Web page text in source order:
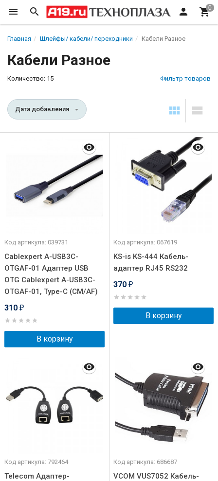
Главная Шлейфы/ кабели/ переходники Кабели Разное
Кабели Разное
Количество: 15 Фильтр товаров
Дата добавления
Код артикула: 039731
Cablexpert A-USB3C-
OTGAF-01 Адаптер USB
OTG Cablexpert A-USB3C-
OTGAF-01, Type-C (CM/AF)
310 ₽
В корзину
Код артикула: 067619
KS-is KS-444 Кабель-
адаптер RJ45 RS232
370 ₽
В корзину
Код артикула: 792464
Telecom Адаптер-
Код артикула: 686687
VCOM VUS7052 Кабель-